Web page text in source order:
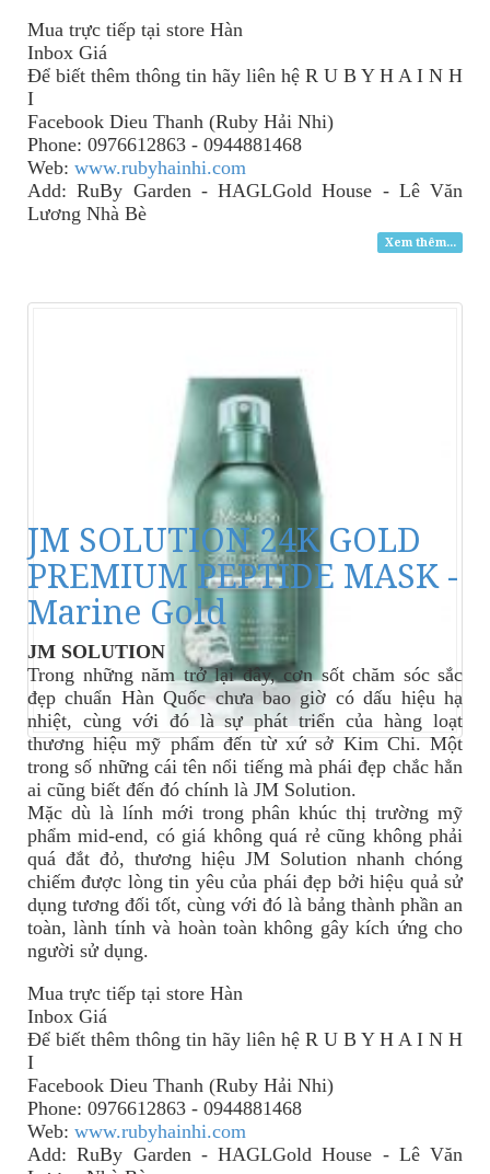
Mua trực tiếp tại store Hàn
Inbox Giá
Để biết thêm thông tin hãy liên hệ R U B Y H A I N H
I
Facebook Dieu Thanh (Ruby Hải Nhi)
Phone: 0976612863 - 0944881468
Web: www.rubyhainhi.com
Add: RuBy Garden - HAGLGold House - Lê Văn
Lương Nhà Bè
Xem thêm...
JM SOLUTION 24K GOLD
PREMIUM PEPTIDE MASK -
Marine Gold
JM SOLUTION
Trong những năm trở lại đây, cơn sốt chăm sóc sắc
đẹp chuẩn Hàn Quốc chưa bao giờ có dấu hiệu hạ
nhiệt, cùng với đó là sự phát triển của hàng loạt
thương hiệu mỹ phẩm đến từ xứ sở Kim Chi. Một
trong số những cái tên nổi tiếng mà phái đẹp chắc hẳn
ai cũng biết đến đó chính là JM Solution.
Mặc dù là lính mới trong phân khúc thị trường mỹ
phẩm mid-end, có giá không quá rẻ cũng không phải
quá đắt đỏ, thương hiệu JM Solution nhanh chóng
chiếm được lòng tin yêu của phái đẹp bởi hiệu quả sử
dụng tương đối tốt, cùng với đó là bảng thành phần an
toàn, lành tính và hoàn toàn không gây kích ứng cho
người sử dụng.
Mua trực tiếp tại store Hàn
Inbox Giá
Để biết thêm thông tin hãy liên hệ R U B Y H A I N H
I
Facebook Dieu Thanh (Ruby Hải Nhi)
Phone: 0976612863 - 0944881468
Web: www.rubyhainhi.com
Add: RuBy Garden - HAGLGold House - Lê Văn